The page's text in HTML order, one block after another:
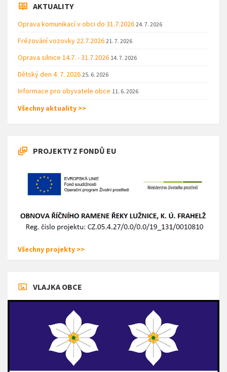
AKTUALITY
Oprava komunikací v obci do 31.7.2026 24. 7. 2026
Frézování vozovky 22.7.2026 21. 7. 2026
Oprava silnice 14.7. - 31.7.2026 14. 7. 2026
Dětský den 4. 7. 2026 25. 6. 2026
Informace pro obyvatele obce 11. 6. 2026
Všechny aktuality >>
PROJEKTY Z FONDŮ EU
Všechny projekty >>
VLAJKA OBCE